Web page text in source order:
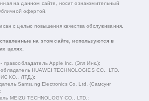
на данном сайте, носит ознакомительный
офертой.
с целью повышения качества обслуживания.
на этом сайте, используются в
целях.
правообладатель Apple Inc. (Эпл Инк.);
HUAWEI TECHNOLOGIES CO., LTD.
КО., ЛТД.);
Samsung Electronics Co. Ltd. (Самсунг
MEIZU TECHNOLOGY CO., LTD.;